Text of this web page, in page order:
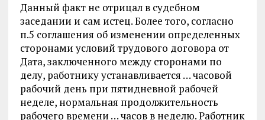
Данный факт не отрицал в судебном
заседании и сам истец. Более того, согласно
п.5 соглашения об изменении определенных
сторонами условий трудового договора от
Дата, заключенного между сторонами по
делу, работнику устанавливается … часовой
рабочий день при пятидневной рабочей
неделе, нормальная продолжительность
рабочего времени … часов в неделю. Работник